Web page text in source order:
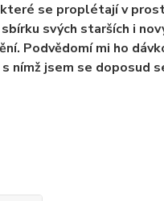
se proplétají v
svých starších i
Podvědomí mi ho
nímž jsem se doposud